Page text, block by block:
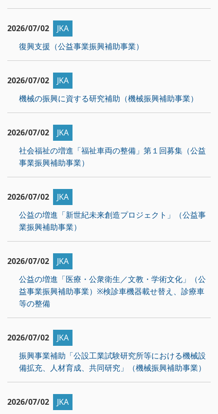
2026/07/02
JKA
復興支援（公益事業振興補助事業）
2026/07/02
JKA
機械の振興に資する研究補助（機械振興補助事業）
2026/07/02
JKA
社会福祉の増進「福祉車両の整備」第１回募集（公益
事業振興補助事業）
2026/07/02
JKA
公益の増進「新世紀未来創造プロジェクト」（公益事
業振興補助事業）
2026/07/02
JKA
公益の増進「医療・公衆衛生／文教・学術文化」（公
益事業振興補助事業）※検診車機器載せ替え、診療車
等の整備
2026/07/02
JKA
振興事業補助「公設工業試験研究所等における機械設
備拡充、人材育成、共同研究」（機械振興補助事業）
2026/07/02
JKA